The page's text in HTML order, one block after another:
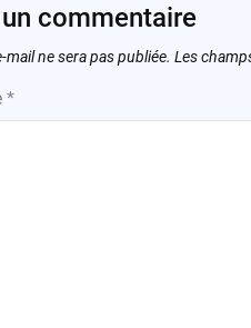
commentaire
mail ne sera pas publiée. Les
*